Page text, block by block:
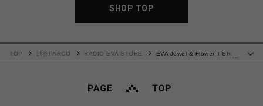
SHOP TOP
TOP 渋谷PARCO RADIO EVA STORE
EVA Jewel & Flower T-Shirt